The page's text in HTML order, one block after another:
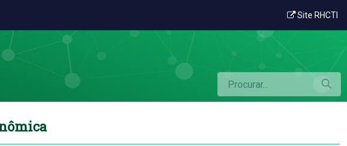
econômica Site RHCTI